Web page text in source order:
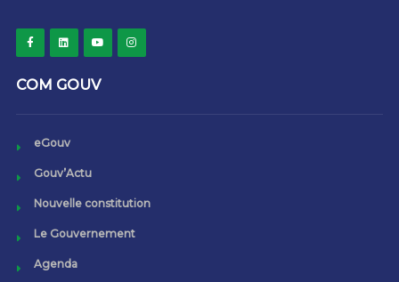
COM GOUV
eGouv
Gouv’Actu
Nouvelle constitution
Le Gouvernement
Agenda